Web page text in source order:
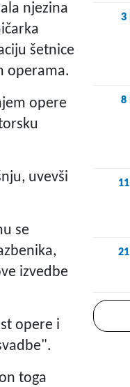
njezina
šetnice
operama.
opere
uvevši
se
izvedbe
opere i
toga
3
8
11
21